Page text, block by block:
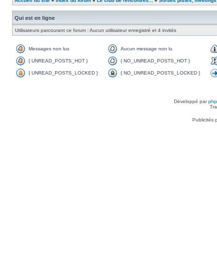
Qui est en ligne
Utilisateurs parcourant ce forum : Aucun utilisateur enregistré et 4 invités
Messages non lus Aucun message non lu
{ UNREAD_POSTS_HOT } { NO_UNREAD_POSTS_HOT }
{ UNREAD_POSTS_LOCKED } { NO_UNREAD_POSTS_LOCKED }
Développé par
Publicités